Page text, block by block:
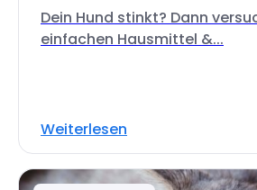
Dein Hund stinkt? Dann
einfachen Hausmittel &...
Weiterlesen